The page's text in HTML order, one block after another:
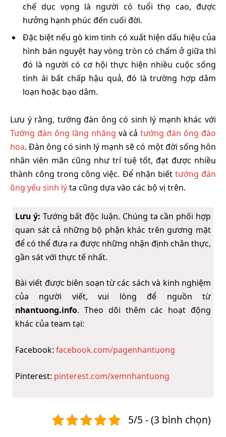
chế dục vọng là người có tuổi thọ cao, được
hưởng hạnh phúc đến cuối đời.
Đặc biệt nếu gò kim tinh có xuất hiện dấu hiệu của
hình bán nguyệt hay vòng tròn có chấm ở giữa thì
đó là người có cơ hội thực hiện nhiều cuộc sống
tình ái bất chấp hậu quả, đó là trường hợp dâm
loạn hoặc bạo dâm.
Lưu ý rằng, tướng đàn ông có sinh lý mạnh khác với
Tướng đàn ông lăng nhăng và cảtướng đàn ông đào
hoa. Đàn ông có sinh lý mạnh sẽ có một đời sống hôn
nhân viên mãn cũng như trí tuệ tốt, đạt được nhiều
thành công trong công việc. Để nhận biết tướng đàn
ông yếu sinh lýta cũng dựa vào các bộ vị trên.
Lưu ý: Tướng bất độc luận. Chúng ta cần phối hợp
quan sát cả những bộ phận khác trên gương mặt
để có thể đưa ra được những nhận định chân thực,
gần sát với thực tế nhất.
Bài viết được biên soạn từ các sách và kinh nghiệm
của người viết, vui lòng để nguồn từ
nhantuong.info. Theo dõi thêm các hoạt động
khác của team tại:
Facebook: facebook.com/pagenhantuong
Pinterest: pinterest.com/xemnhantuong
5/5 - (3 bình chọn)